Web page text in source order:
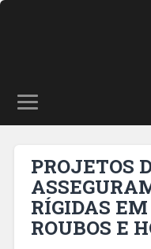
PROJETOS
RÍGIDAS EM
ROUBOS E